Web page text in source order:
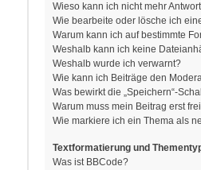
Wieso kann ich nicht mehr
Wie bearbeite oder lösche ich
Warum kann ich auf bestimmte
Weshalb kann ich keine
Weshalb wurde ich verwarnt?
Wie kann ich Beiträge den
Was bewirkt die „Speichern“-
Warum muss mein Beitrag erst
Wie markiere ich ein Thema als
Textformatierung und
Was ist BBCode?